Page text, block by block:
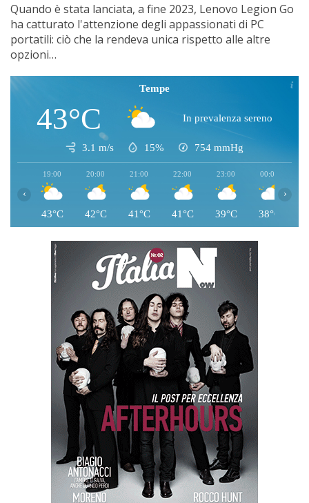
Quando è stata lanciata, a fine 2023, Lenovo Legion Go
ha catturato l'attenzione degli appassionati di PC
portatili: ciò che la rendeva unica rispetto alle altre
opzioni…
Tempe
43°C In prevalenza sereno
3.1 m/s 15% 754 mmHg
19:00
43°C
20:00
42°C
21:00
41°C
22:00
41°C
23:00
39°C
00:00
38°C
‹ ›